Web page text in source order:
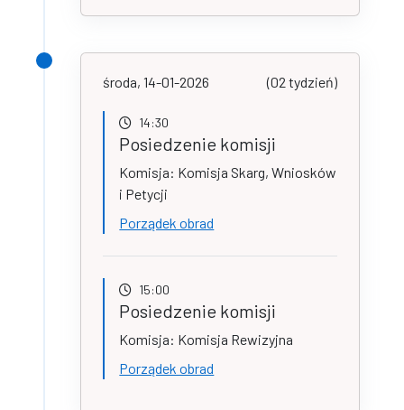
środa, 14-01-2026 (02 tydzień)
14:30
Posiedzenie komisji
Komisja: Komisja Skarg, Wniosków
i Petycji
Porządek obrad
15:00
Posiedzenie komisji
Komisja: Komisja Rewizyjna
Porządek obrad